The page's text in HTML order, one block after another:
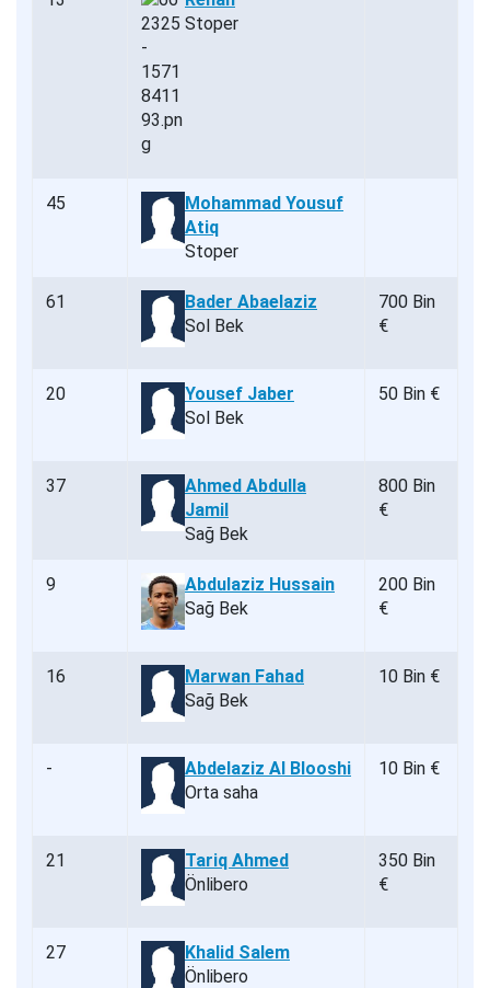
Stoper
45
Mohammad Yousuf
Atiq
Stoper
61
Bader Abaelaziz
Sol Bek
700 Bin
€
20
Yousef Jaber
Sol Bek
50 Bin €
37
Ahmed Abdulla
Jamil
Sağ Bek
800 Bin
€
9
Abdulaziz Hussain
Sağ Bek
200 Bin
€
16
Marwan Fahad
Sağ Bek
10 Bin €
-
Abdelaziz Al Blooshi
Orta saha
10 Bin €
21
Tariq Ahmed
Önlibero
350 Bin
€
27
Khalid Salem
Önlibero